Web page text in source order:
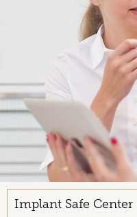
Implant Safe Center